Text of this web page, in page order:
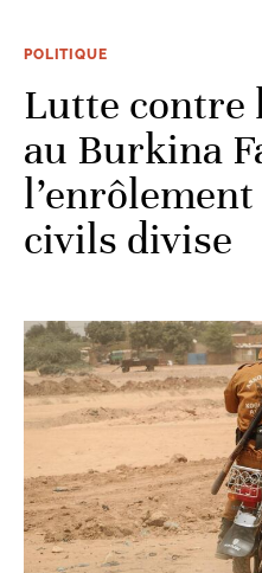
POLITIQUE
Lutte contre
au Burkina
civils divise